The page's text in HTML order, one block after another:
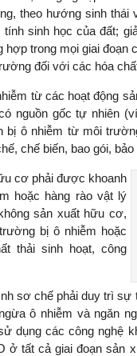
theo hướng sinh thái
sinh học của đất;
hợp trong mọi giai
đối với các hóa
từ các hoạt động
nguồn gốc tự nhiên
bị ô nhiễm từ môi
chế biến, bao gói,
cơ phải được khoanh
hoặc hàng rào vật lý
sản xuất hữu cơ,
bị ô nhiễm hoặc
thải sinh hoạt, công
sơ chế phải duy trì
ô nhiễm và ngăn
dụng các công nghệ
ở tất cả giai đoạn sản
tế Tài chính
rất nhiều việc
từ bây giờ và
đang được tiến hành
đầu tư cho khoa học
ban hành các
khuyến khích đổi mới
khởi nghiệp..."